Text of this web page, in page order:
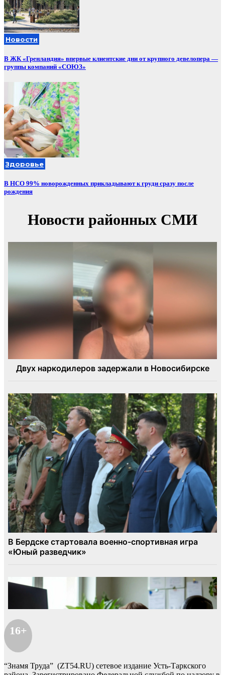
Новости
В ЖК «Гренландия» впервые клиентские дни от крупного девелопера —
группы компаний «СОЮЗ»
Здоровье
В НСО 99% новорожденных прикладывают к груди сразу после
рождения
16+
“Знамя Труда” (ZT54.RU) сетевое издание Усть-Таркского